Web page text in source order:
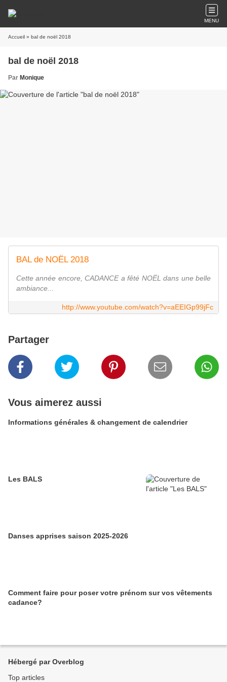
MENU
Accueil » bal de noël 2018
bal de noël 2018
Par Monique
BAL de NOËL 2018
Cette année encore, CADANCE a fêté NOËL dans une belle
ambiance...
http://www.youtube.com/watch?v=aEEIGp99jFc
Partager
Vous aimerez aussi
Informations générales & changement de calendrier
Les BALS
Danses apprises saison 2025-2026
Comment faire pour poser votre prénom sur vos vêtements
cadance?
Hébergé par Overblog
Top articles